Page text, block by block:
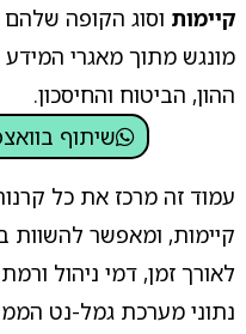
קיימות וסוג הקופה שלהם
מונגש מתוך מאגרי
ההון, הביטוח והחיסכון.
שיתוף
עמוד זה מרכז את כל
קיימות, ומאפשר להשוות
לאורך זמן, דמי ניהול
נתוני מערכת גמל-נט